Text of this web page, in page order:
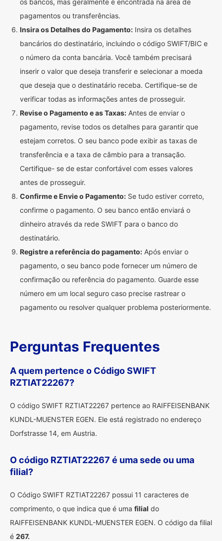
os bancos, mas geralmente é encontrada na área de
pagamentos ou transferências.
Insira os Detalhes do Pagamento: Insira os detalhes
bancários do destinatário, incluindo o código SWIFT/BIC e
o número da conta bancária. Você também precisará
inserir o valor que deseja transferir e selecionar a moeda
que deseja que o destinatário receba. Certifique-se de
verificar todas as informações antes de prosseguir.
Revise o Pagamento e as Taxas: Antes de enviar o
pagamento, revise todos os detalhes para garantir que
estejam corretos. O seu banco pode exibir as taxas de
transferência e a taxa de câmbio para a transação.
Certifique- se de estar confortável com esses valores
antes de prosseguir.
Confirme e Envie o Pagamento: Se tudo estiver correto,
confirme o pagamento. O seu banco então enviará o
dinheiro através da rede SWIFT para o banco do
destinatário.
Registre a referência do pagamento: Após enviar o
pagamento, o seu banco pode fornecer um número de
confirmação ou referência do pagamento. Guarde esse
número em um local seguro caso precise rastrear o
pagamento ou resolver qualquer problema posteriormente.
Perguntas Frequentes
A quem pertence o Código SWIFT
RZTIAT22267?
O código SWIFT RZTIAT22267 pertence ao RAIFFEISENBANK
KUNDL-MUENSTER EGEN. Ele está registrado no endereço
Dorfstrasse 14, em Austria.
O código RZTIAT22267 é uma sede ou uma
filial?
O Código SWIFT RZTIAT22267 possui 11 caracteres de
comprimento, o que indica que é uma filial do
RAIFFEISENBANK KUNDL-MUENSTER EGEN. O código da filial
é 267.